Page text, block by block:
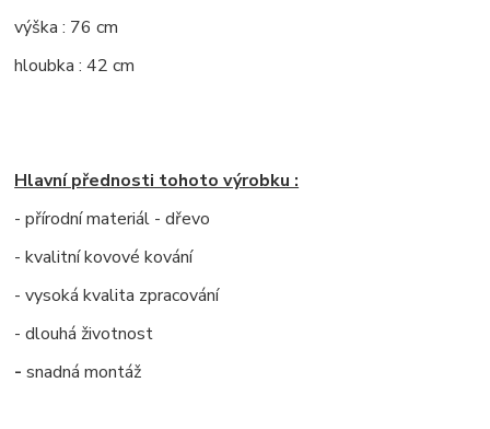
výška : 76 cm
hloubka : 42 cm
Hlavní přednosti tohoto výrobku :
- přírodní materiál - dřevo
- kvalitní kovové kování
- vysoká kvalita zpracování
- dlouhá životnost
-snadná montáž